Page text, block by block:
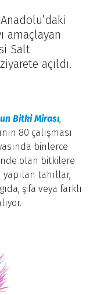
amaçlayan
Salt
açıldı.
Bitki Mirası,
80 çalışması
binlerce
olan bitkilere
yapılan tahıllar,
şifa veya farklı